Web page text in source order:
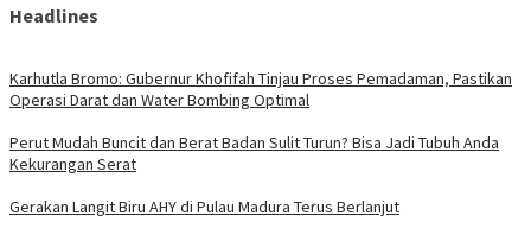
Headlines
Karhutla Bromo: Gubernur Khofifah Tinjau Proses Pemadaman, Pastikan
Operasi Darat dan Water Bombing Optimal
Perut Mudah Buncit dan Berat Badan Sulit Turun? Bisa Jadi Tubuh Anda
Kekurangan Serat
Gerakan Langit Biru AHY di Pulau Madura Terus Berlanjut